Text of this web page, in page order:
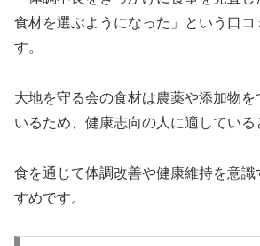
食材を選ぶようになった」という口コ
す。
大地を守る会の食材は農薬や添加物
いるため、健康志向の人に適している
食を通じて体調改善や健康維持を意
すめです。